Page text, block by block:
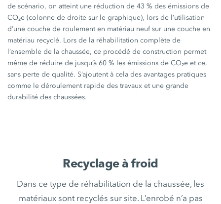
de scénario, on atteint une réduction de43 % des émissions de
CO₂e (colonne de droite sur le graphique), lors de l’utilisation
d’une couche de roulement en matériau neuf sur une couche en
matériau recyclé. Lors de la réhabilitation complète de
l’ensemble de la chaussée, ce procédé de construction permet
même de réduire de jusqu’à 60 % les émissions de CO₂e et ce,
sans perte de qualité. S’ajoutent à cela des avantages pratiques
comme le déroulement rapide des travaux et une grande
durabilité des chaussées.
Recyclage à froid
Dans ce type de réhabilitation de la chaussée, les
matériaux sont recyclés sur site. L’enrobé n’a pas